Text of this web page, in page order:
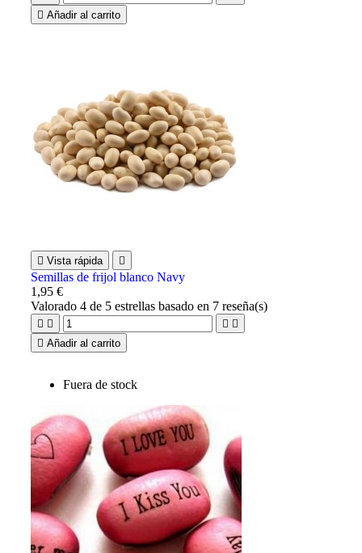
 Añadir al carrito
 Vista rápida 
Semillas de frijol blanco Navy
1,95 €
Valorado4 de 5 estrellas basado en 7 reseña(s)
   
 Añadir al carrito
Fuera de stock